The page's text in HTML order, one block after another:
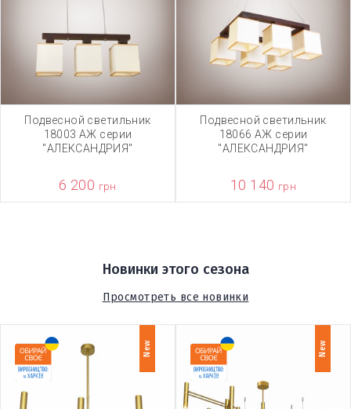
Подвесной светильник
18003 АЖ серии
"АЛЕКСАНДРИЯ"
6 200 грн
Подвесной светильник
18066 АЖ серии
"АЛЕКСАНДРИЯ"
10 140 грн
Новинки этого сезона
Просмотреть все новинки
New New